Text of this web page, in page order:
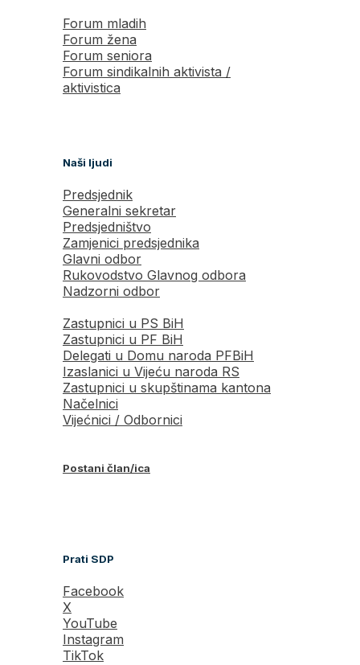
Forum mladih
Forum žena
Forum seniora
Forum sindikalnih aktivista /
aktivistica
Naši ljudi
Predsjednik
Generalni sekretar
Predsjedništvo
Zamjenici predsjednika
Glavni odbor
Rukovodstvo Glavnog odbora
Nadzorni odbor
Zastupnici u PS BiH
Zastupnici u PF BiH
Delegati u Domu naroda PFBiH
Izaslanici u Vijeću naroda RS
Zastupnici u skupštinama kantona
Načelnici
Vijećnici / Odbornici
Postani član/ica
Prati SDP
Facebook
X
YouTube
Instagram
TikTok